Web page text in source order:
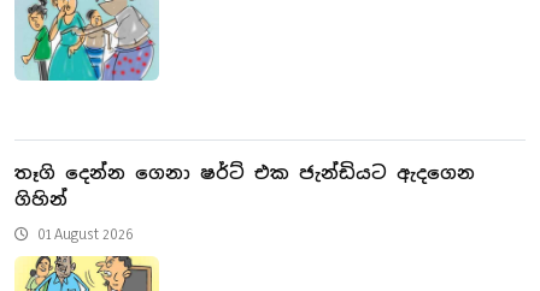
තෑගි දෙන්න ගෙනා ෂර්ට් එක ජැන්ඩියට ඇදගෙන
ගිහින්
01 August 2026